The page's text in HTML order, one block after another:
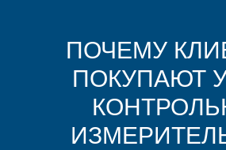
ПОЧЕМУ
ПОКУПАЮТ